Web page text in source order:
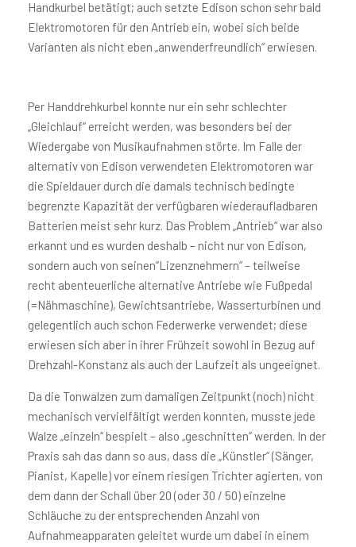
Handkurbel betätigt; auch setzte Edison schon sehr bald
Elektromotoren für den Antrieb ein, wobei sich beide
Varianten als nicht eben „anwenderfreundlich“ erwiesen.
Per Handdrehkurbel konnte nur ein sehr schlechter
„Gleichlauf“ erreicht werden, was besonders bei der
Wiedergabe von Musikaufnahmen störte. Im Falle der
alternativ von Edison verwendeten Elektromotoren war
die Spieldauer durch die damals technisch bedingte
begrenzte Kapazität der verfügbaren wiederaufladbaren
Batterien meist sehr kurz. Das Problem „Antrieb“ war also
erkannt und es wurden deshalb – nicht nur von Edison,
sondern auch von seinen“Lizenznehmern“ – teilweise
recht abenteuerliche alternative Antriebe wie Fußpedal
(=Nähmaschine), Gewichtsantriebe, Wasserturbinen und
gelegentlich auch schon Federwerke verwendet; diese
erwiesen sich aber in ihrer Frühzeit sowohl in Bezug auf
Drehzahl-Konstanz als auch der Laufzeit als ungeeignet.
Da die Tonwalzen zum damaligen Zeitpunkt (noch) nicht
mechanisch vervielfältigt werden konnten, musste jede
Walze „einzeln“ bespielt – also „geschnitten“ werden. In der
Praxis sah das dann so aus, dass die „Künstler“ (Sänger,
Pianist, Kapelle) vor einem riesigen Trichter agierten, von
dem dann der Schall über 20 (oder 30 / 50) einzelne
Schläuche zu der entsprechenden Anzahl von
Aufnahmeapparaten geleitet wurde um dabei in einem